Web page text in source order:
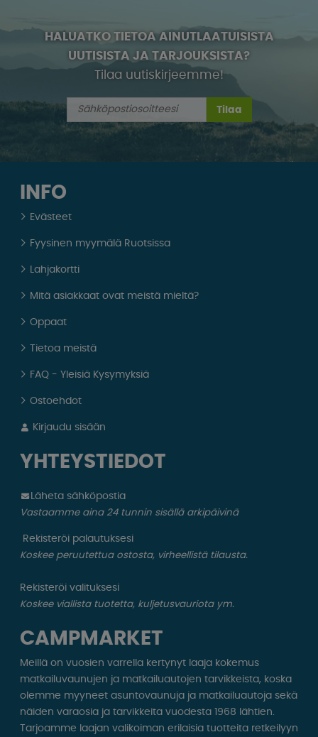
HALUATKO TIETOA AINUTLAATUISISTA
UUTISISTA JA TARJOUKSISTA?
Tilaa uutiskirjeemme!
Tilaa
INFO
Evästeet
Fyysinen myymälä Ruotsissa
Lahjakortti
Mitä asiakkaat ovat meistä mieltä?
Oppaat
Tietoa meistä
FAQ - Yleisiä Kysymyksiä
Ostoehdot
Kirjaudu sisään
YHTEYSTIEDOT
Läheta sähköpostia
Vastaamme aina 24 tunnin sisällä arkipäivinä
Rekisteröi palautuksesi
Koskee peruutettua ostosta, virheellistä tilausta.
Rekisteröi valituksesi
Koskee viallista tuotetta, kuljetusvauriota ym.
CAMPMARKET
Meillä on vuosien varrella kertynyt laaja kokemus
matkailuvaunujen ja matkailuautojen tarvikkeista, koska
olemme myyneet asuntovaunuja ja matkailuautoja sekä
näiden varaosia ja tarvikkeita vuodesta 1968 lähtien.
Tarjoamme laajan valikoiman erilaisia ​​tuotteita retkeilyyn